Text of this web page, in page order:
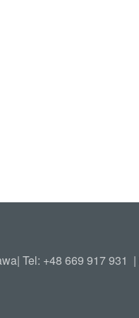
Tel: +48 669 917 931 |